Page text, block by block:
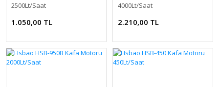
2500Lt/Saat
1.050,00 TL
4000Lt/Saat
2.210,00 TL